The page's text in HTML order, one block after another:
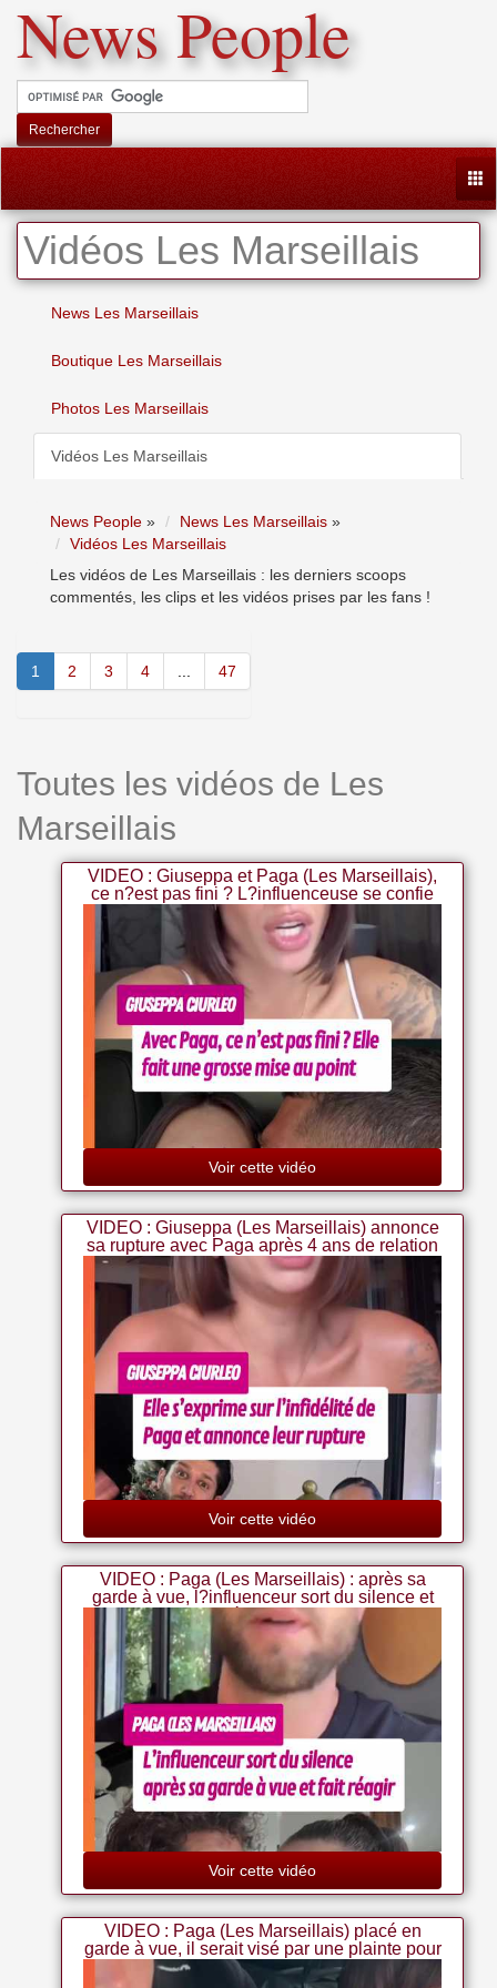
News People
Rechercher
Vidéos Les Marseillais
News Les Marseillais
Boutique Les Marseillais
Photos Les Marseillais
Vidéos Les Marseillais
News People » News Les Marseillais »
Vidéos Les Marseillais
Les vidéos de Les Marseillais : les derniers scoops
commentés, les clips et les vidéos prises par les fans !
1 2 3 4 47
Toutes les vidéos de Les
Marseillais
VIDEO : Giuseppa et Paga (Les Marseillais),
ce n?est pas fini ? L?influenceuse se confie
Voir cette vidéo
VIDEO : Giuseppa (Les Marseillais) annonce
sa rupture avec Paga après 4 ans de relation
Voir cette vidéo
VIDEO : Paga (Les Marseillais) : après sa
garde à vue, l?influenceur sort du silence et
fait réagir la toile
Voir cette vidéo
VIDEO : Paga (Les Marseillais) placé en
garde à vue, il serait visé par une plainte pour